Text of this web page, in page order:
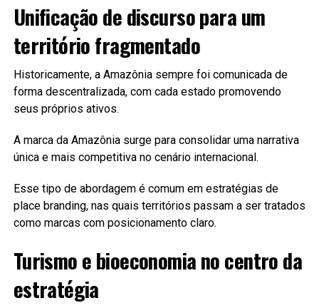
Unificação de discurso para um
território fragmentado
Historicamente, a Amazônia sempre foi comunicada de
forma descentralizada, com cada estado promovendo
seus próprios ativos.
A marca da Amazônia surge para consolidar uma narrativa
única e mais competitiva no cenário internacional.
Esse tipo de abordagem é comum em estratégias de
place branding, nas quais territórios passam a ser tratados
como marcas com posicionamento claro.
Turismo e bioeconomia no centro da
estratégia